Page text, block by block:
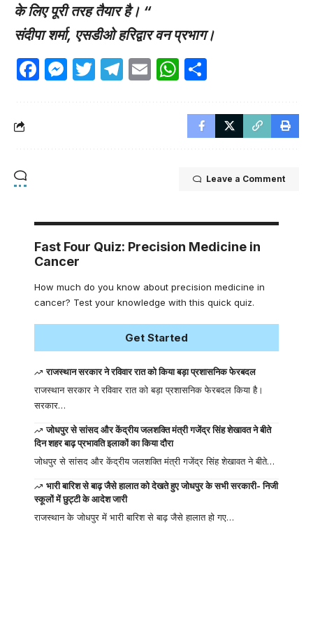
के लिए पूरी तरह तैयार है। “
संदीपा शर्मा, एसडीओ हरिद्वार वन प्रभाग।
Facebook
Messenger
Twitter
Telegram
EmailWhatsApp
Leave a Comment
Fast Four Quiz: Precision Medicine in
Cancer
How much do you know about precision medicine in
cancer? Test your knowledge with this quick quiz.
Get Started
राजस्थान सरकार ने रविवार रात को किया बड़ा प्रशासनिक फेरबदल
राजस्थान सरकार ने रविवार रात को बड़ा प्रशासनिक फेरबदल किया है।
सरकार…
जोधपुर से सांसद और केंद्रीय जलशक्ति मंत्री गजेंद्र सिंह शेखावत ने बीते
दिन शहर बाढ़ प्रभावति इलाकों का किया दौरा
जोधपुर से सांसद और केंद्रीय जलशक्ति मंत्री गजेंद्र सिंह शेखावत ने बीते…
भारी बारिश से बाढ़ जैसे हालात को देखते हुए जोधपुर के सभी सरकारी- निजी
स्कूलों में छुट्टी के आदेश जारी
राजस्थान के जोधपुर में भारी बारिश से बाढ़ जैसे हालात हो गए…